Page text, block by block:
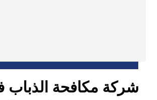
شركة مكافحة الذباب